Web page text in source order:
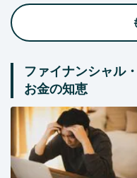
ファイナンシャル
お金の知恵